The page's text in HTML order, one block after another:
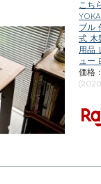
こち
ブル
式 木
用品
ュー
価格